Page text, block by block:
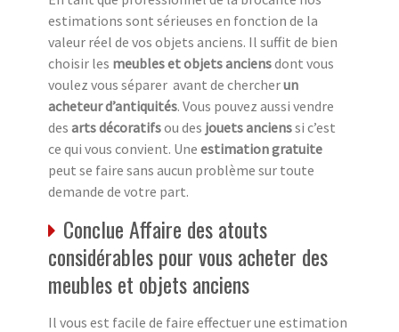
estimations sont sérieuses en fonction de la
valeur réel de vos objets anciens. Il suffit de bien
choisir les meubles et objets anciensdont vous
voulez vous séparer avant de chercherun
acheteur d’antiquités. Vous pouvez aussi vendre
des arts décoratifsou des jouets ancienssi c’est
ce qui vous convient. Une estimation gratuite
peut se faire sans aucun problème sur toute
demande de votre part.
Conclue Affaire des atouts
considérables pour vous acheter des
meubles et objets anciens
Il vous est facile de faire effectuer une estimation